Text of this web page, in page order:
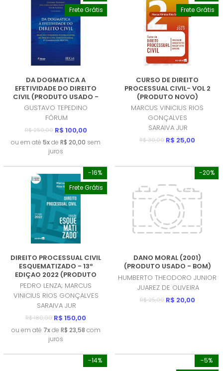
Frete Grátis
DA DOGMATICA A
EFETIVIDADE DO DIREITO
CIVIL (PRODUTO USADO -
MUITO BOM)
GUSTAVO TEPEDINO
FÓRUM
R$ 250,00 R$ 100,00
ou em até 5xde R$ 20,00 sem
juros
Frete Grátis
CURSO DE DIREITO
PROCESSUAL CIVIL- VOL 2
(PRODUTO NOVO)
MARCUS VINICIUS RIOS
GONÇALVES
SARAIVA JUR
R$ 30,00 R$ 25,00
-16%
Frete Grátis
DIREITO PROCESSUAL CIVIL
ESQUEMATIZADO - 13º
EDIÇAO 2022 (PRODUTO
USADO - COMO NOVO)
PEDRO LENZA; MARCUS
VINICIUS RIOS GONÇALVES
SARAIVA JUR
R$ 180,00 R$ 150,00
ou em até 7xde R$ 23,58 com
juros
-20%
DANO MORAL (2001)
(PRODUTO USADO - BOM)
HUMBERTO THEODORO JUNIOR
JUAREZ DE OLIVEIRA
R$ 25,00 R$ 20,00
-14% -5%